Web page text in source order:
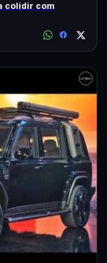
colidir com